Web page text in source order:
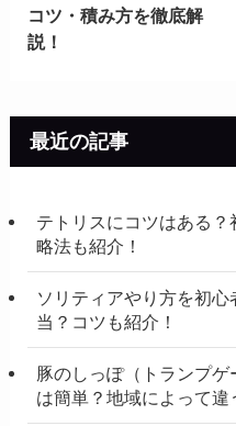
コツ・積み方を徹底解
説！
最近の記事
テトリスにコツはある
略法も紹介！
ソリティアやり方を初
当？コツも紹介！
豚のしっぽ（トランプ
は簡単？地域によって違